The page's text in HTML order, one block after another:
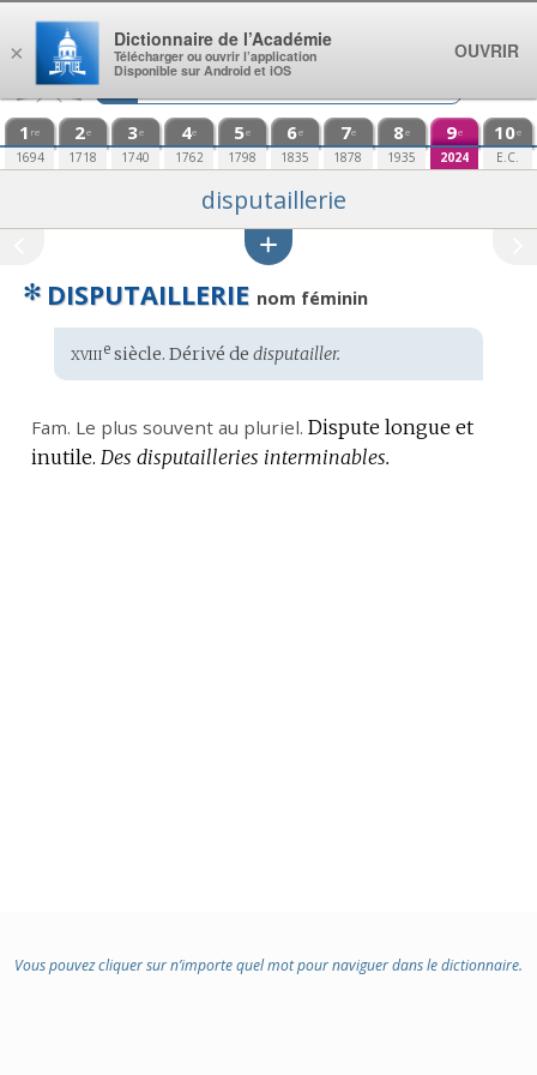
Aller au contenu
1 re
1694
2e
1718
3e
1740
4e
1762
5e
1798
6e
1835
7e
1878
8e
1935
9e
2024
10e
E.C.
disputaillerie
✻ DISPUTAILLERIE nom féminin
Étymologie
:
xviiiesiècle. Dérivé de disputailler.
Fam. Le plus souvent au pluriel. Dispute longue et
inutile. Des disputailleries interminables.
Vous pouvez cliquer sur n’importe quel mot pour naviguer dans le dictionnaire.
×
Dictionnaire de l’Académie
Télécharger ou ouvrir l’application
Disponible sur Android et iOS
OUVRIR